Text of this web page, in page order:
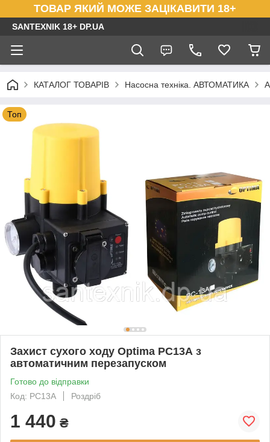
ТОВАР ЯКИЙ МОЖЕ ЗАЦІКАВИТИ 18+
SANTEXNIK 18+ DP.UA
КАТАЛОГ ТОВАРІВ Насосна техніка. АВТОМАТИКА
Топ
Захист сухого ходу Optima РС13А з
автоматичним перезапуском
Готово до відправки
Код: РС13А
Роздріб
1 440 ₴